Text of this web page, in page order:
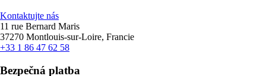
Kontaktujte nás
11 rue Bernard Maris
37270 Montlouis-sur-Loire, Francie
+33 1 86 47 62 58
Bezpečná platba